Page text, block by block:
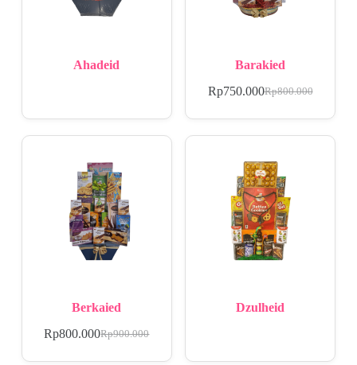
Ahadeid Barakied
Rp800.000
Rp750.000
Berkaied
Rp900.000
Rp800.000
Dzulheid